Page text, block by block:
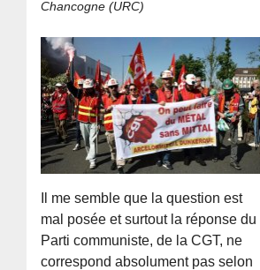
Chancogne (URC)
Il me semble que la question est
mal posée et surtout la réponse du
Parti communiste, de la CGT, ne
correspond absolument pas selon